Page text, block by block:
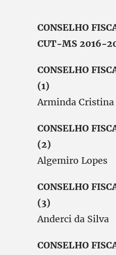
CONSELHO
CUT-MS 2016-
CONSELHO
(1)
Arminda Cristina
CONSELHO
(2)
Algemiro Lopes
CONSELHO
(3)
Anderci da Silva
CONSELHO